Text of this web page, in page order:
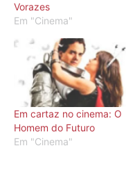
Vorazes
Em "Cinema"
Em cartaz no cinema: O
Homem do Futuro
Em "Cinema"